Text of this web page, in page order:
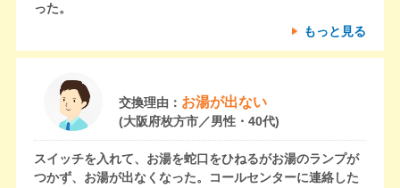
った。
もっと見る
交換理由： お湯が出ない
(大阪府枚方市／男性・40代)
スイッチを入れて、お湯を蛇口をひねるがお湯のランプが
つかず、お湯が出なくなった。コールセンターに連絡した